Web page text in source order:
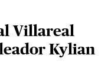
Villareal
Kylian